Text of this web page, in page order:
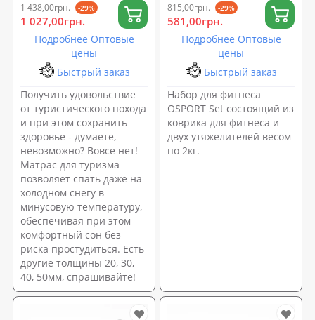
1 438,00грн. -29%
1 027,00грн.
Подробнее Оптовые
цены
Быстрый заказ
Получить удовольствие
от туристического похода
и при этом сохранить
здоровье - думаете,
невозможно? Вовсе нет!
Матрас для туризма
позволяет спать даже на
холодном снегу в
минусовую температуру,
обеспечивая при этом
комфортный сон без
риска простудиться. Есть
другие толщины 20, 30,
40, 50мм, спрашивайте!
815,00грн. -29%
581,00грн.
Подробнее Оптовые
цены
Быстрый заказ
Набор для фитнеса
OSPORT Set состоящий из
коврика для фитнеса и
двух утяжелителей весом
по 2кг.